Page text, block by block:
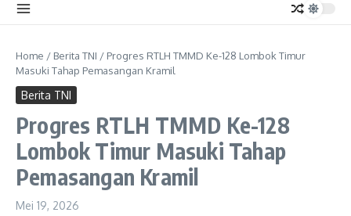
Home / Berita TNI / Progres RTLH TMMD Ke-128 Lombok Timur
Masuki Tahap Pemasangan Kramil
Berita TNI
Progres RTLH TMMD Ke-128
Lombok Timur Masuki Tahap
Pemasangan Kramil
Mei 19, 2026